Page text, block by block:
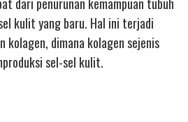
kulit yang baru. Hal ini terjadi
kolagen, dimana kolagen sejenis
sel-sel kulit.